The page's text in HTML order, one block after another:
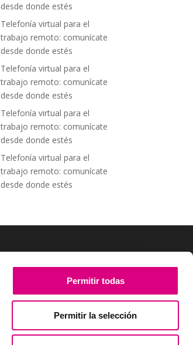
Permitir todas
Permitir la selección
desde donde estés
Telefonía virtual para el
trabajo remoto: comunícate
desde donde estés
Telefonía virtual para el
trabajo remoto: comunícate
desde donde estés
Telefonía virtual para el
trabajo remoto: comunícate
desde donde estés
Telefonía virtual para el
trabajo remoto: comunícate
desde donde estés